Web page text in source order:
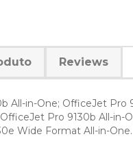
Reviews
All-in-One; OfficeJet
Pro 9130b All-
Wide Format All-in-One.